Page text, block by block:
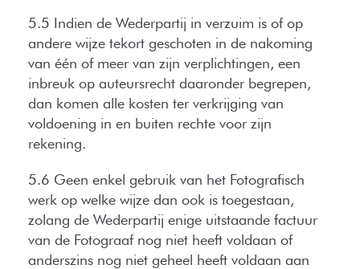
5.5 Indien de Wederpartij in verzuim is of op
andere wijze tekort geschoten in de nakoming
van één of meer van zijn verplichtingen, een
inbreuk op auteursrecht daaronder begrepen,
dan komen alle kosten ter verkrijging van
voldoening in en buiten rechte voor zijn
rekening.
5.6 Geen enkel gebruik van het Fotografisch
werk op welke wijze dan ook is toegestaan,
zolang de Wederpartij enige uitstaande factuur
van de Fotograaf nog niet heeft voldaan of
anderszins nog niet geheel heeft voldaan aan